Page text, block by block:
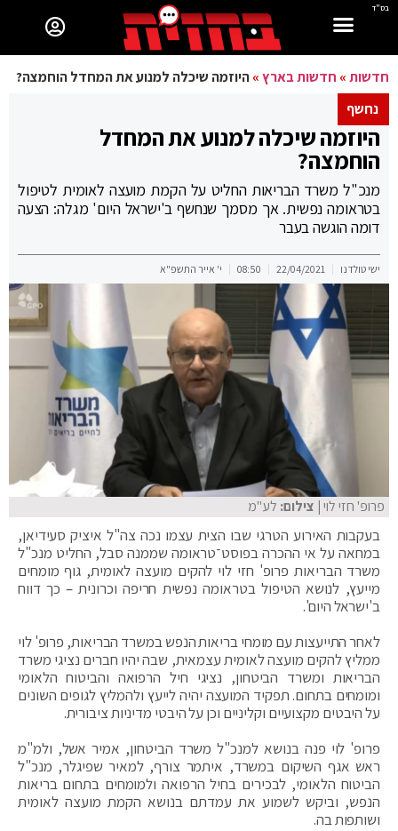
בס"ד
חדשות» חדשות בארץ»היוזמה שיכלה למנוע את המחדל הוחמצה?
נחשף
היוזמה שיכלה למנוע את המחדל
הוחמצה?
מנכ"ל משרד הבריאות החליט על הקמת מועצה לאומית לטיפול
בטראומה נפשית. אך מסמך שנחשף ב'ישראל היום' מגלה: הצעה
דומה הוגשה בעבר
ישי טולדנו 22/04/2021
08:50 י' אייר התשפ"א
פרופ' חזי לוי| צילום: לע"מ
בעקבות האירוע הטרגי שבו הצית עצמו נכה צה"ל איציק סעידיאן,
במחאה על אי ההכרה בפוסט־טראומה שממנה סבל, החליט מנכ"ל
משרד הבריאות פרופ' חזי לוי להקים מועצה לאומית, גוף מומחים
מייעץ, לנושא הטיפול בטראומה נפשית חריפה וכרונית – כך דווח
ב'ישראל היום'.
לאחר התייעצות עם מומחי בריאות הנפש במשרד הבריאות, פרופ' לוי
ממליץ להקים מועצה לאומית עצמאית, שבה יהיו חברים נציגי משרד
הבריאות ומשרד הביטחון, נציגי חיל הרפואה והביטוח הלאומי
ומומחים בתחום. תפקיד המועצה יהיה לייעץ ולהמליץ לגופים השונים
על היבטים מקצועיים וקליניים וכן על היבטי מדיניות ציבורית.
פרופ' לוי פנה בנושא למנכ"ל משרד הביטחון, אמיר אשל, ולמ"מ
ראש אגף השיקום במשרד, איתמר צורף, למאיר שפיגלר, מנכ"ל
הביטוח הלאומי, לבכירים בחיל הרפואה ולמומחים בתחום בריאות
הנפש, וביקש לשמוע את עמדתם בנושא הקמת מועצה לאומית
ושותפות בה.